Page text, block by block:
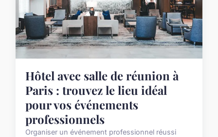
Hôtel avec salle de réunion à
Paris : trouvez le lieu idéal
pour vos événements
professionnels
Organiser un événement professionnel réussi